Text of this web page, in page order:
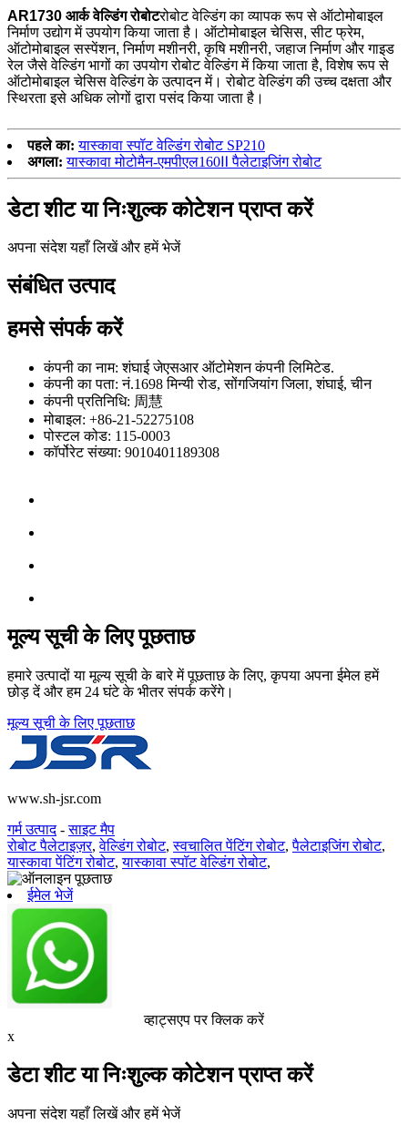
AR1730 आर्क वेल्डिंग रोबोटरोबोट वेल्डिंग का व्यापक रूप से ऑटोमोबाइल
निर्माण उद्योग में उपयोग किया जाता है। ऑटोमोबाइल चेसिस, सीट फ्रेम,
ऑटोमोबाइल सस्पेंशन, निर्माण मशीनरी, कृषि मशीनरी, जहाज निर्माण और गाइड
रेल जैसे वेल्डिंग भागों का उपयोग रोबोट वेल्डिंग में किया जाता है, विशेष रूप से
ऑटोमोबाइल चेसिस वेल्डिंग के उत्पादन में। रोबोट वेल्डिंग की उच्च दक्षता और
स्थिरता इसे अधिक लोगों द्वारा पसंद किया जाता है।
पहले का: यास्कावा स्पॉट वेल्डिंग रोबोट SP210
अगला: यास्कावा मोटोमैन-एमपीएल160Ⅱ पैलेटाइजिंग रोबोट
डेटा शीट या निःशुल्क कोटेशन प्राप्त करें
अपना संदेश यहाँ लिखें और हमें भेजें
संबंधित उत्पाद
हमसे संपर्क करें
कंपनी का नाम: शंघाई जेएसआर ऑटोमेशन कंपनी लिमिटेड.
कंपनी का पता: नं.1698 मिन्यी रोड, सोंगजियांग जिला, शंघाई, चीन
कंपनी प्रतिनिधि: 周慧
मोबाइल: +86-21-52275108
पोस्टल कोड: 115-0003
कॉर्पोरेट संख्या: 9010401189308
मूल्य सूची के लिए पूछताछ
हमारे उत्पादों या मूल्य सूची के बारे में पूछताछ के लिए, कृपया अपना ईमेल हमें
छोड़ दें और हम 24 घंटे के भीतर संपर्क करेंगे।
मूल्य सूची के लिए पूछताछ
www.sh-jsr.com
गर्म उत्पाद-साइट मैप
रोबोट पैलेटाइज़र,वेल्डिंग रोबोट,स्वचालित पेंटिंग रोबोट,पैलेटाइजिंग रोबोट,
यास्कावा पेंटिंग रोबोट,यास्कावा स्पॉट वेल्डिंग रोबोट,
ईमेल भेजें
व्हाट्सएप पर क्लिक करें
x
डेटा शीट या निःशुल्क कोटेशन प्राप्त करें
अपना संदेश यहाँ लिखें और हमें भेजें